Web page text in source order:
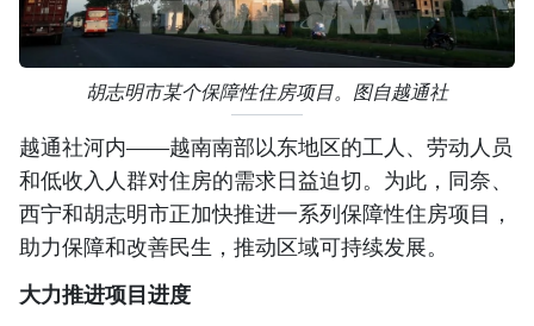
胡志明市某个保障性住房项目。图自越通社
越通社河内——越南南部以东地区的工人、劳动人员
和低收入人群对住房的需求日益迫切。为此，同奈、
西宁和胡志明市正加快推进一系列保障性住房项目，
助力保障和改善民生，推动区域可持续发展。
大力推进项目进度